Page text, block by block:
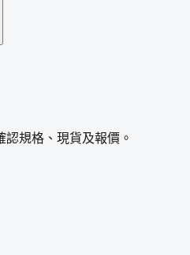
規格、現貨及報價。